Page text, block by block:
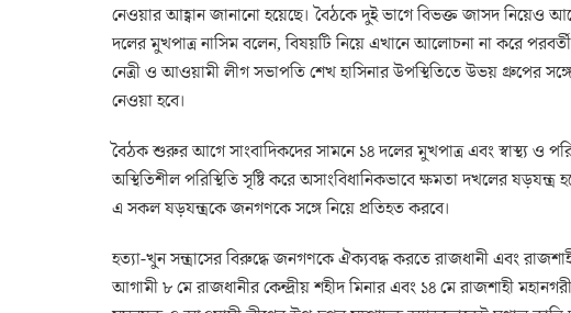
নেওয়ার আহ্বান জানানো হয়েছে। বৈঠকে দুই ভাগে বিভক্ত জাসদ নিয়েও
দলের মুখপাত্র নাসিম বলেন, বিষয়টি নিয়ে এখানে আলোচনা না করে
নেত্রী ও আওয়ামী লীগ সভাপতি শেখ হাসিনার উপস্থিতিতে উভয় গ্রুপের
নেওয়া হবে।
বৈঠক শুরুর আগে সাংবাদিকদের সামনে ১৪ দলের মুখপাত্র এবং স্বাস্থ্য ও
অস্থিতিশীল পরিস্থিতি সৃষ্টি করে অসাংবিধানিকভাবে ক্ষমতা দখলের
এ সকল ষড়যন্ত্রকে জনগণকে সঙ্গে নিয়ে প্রতিহত করবে।
হত্যা-খুন সন্ত্রাসের বিরুদ্ধে জনগণকে ঐক্যবদ্ধ করতে রাজধানী এবং
আগামী ৮ মে রাজধানীর কেন্দ্রীয় শহীদ মিনার এবং ১৪ মে রাজশাহী